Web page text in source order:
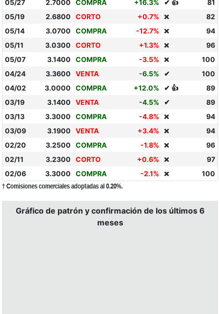
05/27
2.7000 COMPRA +16.3% ✔ 👍
81
05/19
2.6800 CORTO +0.7% ❌
82
05/14
3.0700 COMPRA -12.7% ❌
94
05/11
3.0300 CORTO +1.3% ❌
96
05/07
3.1400 COMPRA -3.5% ❌
100
04/24
3.3600 VENTA -6.5% ✔
100
04/02
3.0000 COMPRA +12.0% ✔ 👍
89
03/19
3.1400 VENTA -4.5% ✔
89
03/13
3.3000 COMPRA -4.8% ❌
94
03/09
3.1900 VENTA +3.4% ❌
94
02/20
3.2500 COMPRA -1.8% ❌
96
02/11
3.2300 CORTO +0.6% ❌
97
02/06
3.3000 COMPRA -2.1% ❌ 100
† Comisiones comerciales adoptadas al 0.20%.
Gráfico de patrón y confirmación de los últimos 6
meses